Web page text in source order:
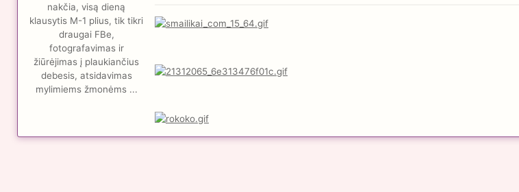
nakčia, visą dieną
klausytis M-1 plius, tik tikri
draugai FBe,
fotografavimas ir
žiūrėjimas į plaukiančius
debesis, atsidavimas
mylimiems žmonėms ...